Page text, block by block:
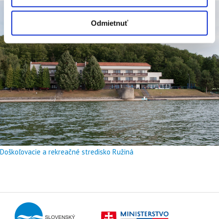
Odmietnuť
Doškoľovacie a rekreačné stredisko Ružiná